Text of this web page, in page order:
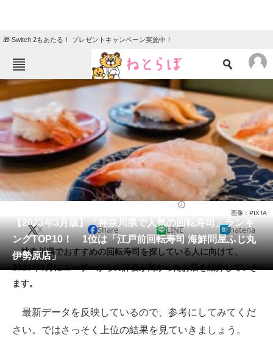
🎁 Switch 2もあたる！ プレゼントキャンペーン実施中！
ねとらぼメニュー
TOP ニュース
エンタメ クイズ
グルメ 地域
住まい 教育・育児
動物 リサーチ
会員記事
メディア
注目記事を集めた総合ページ
スマホと通信の最新トレンド
【2023年3月版】「神奈川県で人気の回転寿司」ランキ
ングTOP10！ 1位は「江戸前回転寿司 海鮮問屋ふじ丸
伊勢原店」
画像：PIXTA
X Share LINE hatena
神奈川県でおすすめの回転寿司を探している人に向けて、
2023年3月にユーザーからの評価が高かったお店を紹介していき
ます。
最新データを反映しているので、参考にしてみてくだ
さい。ではさっそく上位の結果を見ていきましょう。